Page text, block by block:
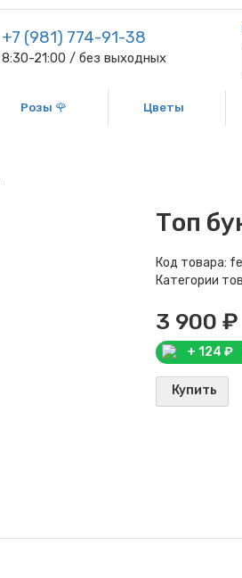
+7 (981) 774-91-38
8:30-21:00 / без выходных
Розы 🌹 Цветы
Топ
Код товара:
Категории
3 900 ₽
+124 ₽
Купить